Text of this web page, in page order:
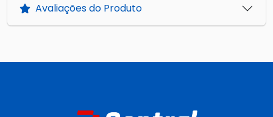
Avaliações do Produto